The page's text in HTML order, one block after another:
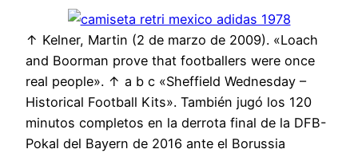
↑ Kelner, Martin (2 de marzo de 2009). «Loach
and Boorman prove that footballers were once
real people». ↑ a b c «Sheffield Wednesday –
Historical Football Kits». También jugó los 120
minutos completos en la derrota final de la DFB-
Pokal del Bayern de 2016 ante el Borussia